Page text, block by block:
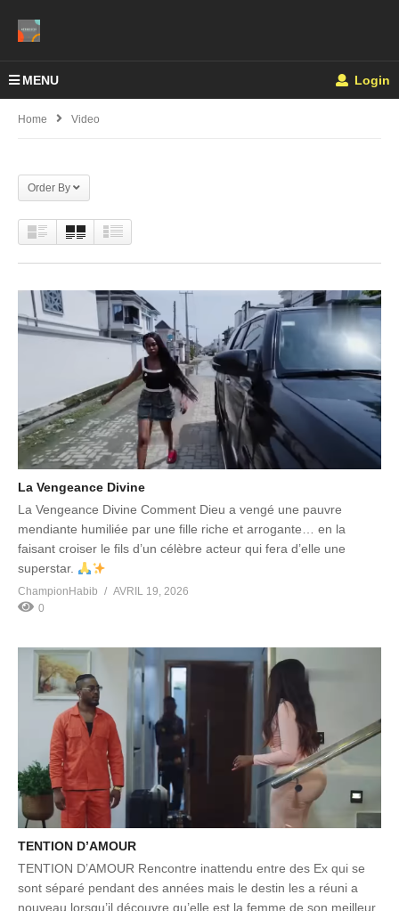
MENU Login
Home Video
Order By
La Vengeance Divine
La Vengeance Divine Comment Dieu a vengé une pauvre
mendiante humiliée par une fille riche et arrogante… en la
faisant croiser le fils d’un célèbre acteur qui fera d’elle une
superstar.
ChampionHabib
AVRIL 19, 2026
0
TENTION D’AMOUR
TENTION D’AMOUR Rencontre inattendu entre des Ex qui se
sont séparé pendant des années mais le destin les a réuni a
nouveau lorsqu’il découvre qu’elle est la femme de son meilleur